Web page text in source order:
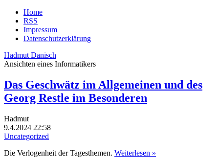
Home
RSS
Impressum
Datenschutzerklärung
Hadmut Danisch
Ansichten eines Informatikers
Das Geschwätz im Allgemeinen und des
Georg Restle im Besonderen
Hadmut
9.4.2024 22:58
Uncategorized
Die Verlogenheit der Tagesthemen. Weiterlesen »